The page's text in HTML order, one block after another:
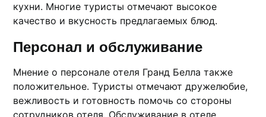
кухни. Многие туристы отмечают высокое
качество и вкусность предлагаемых блюд.
Персонал и обслуживание
Мнение о персонале отеля Гранд Белла также
положительнoе.​ Тyристы отмечают дружелюбие,
вежливость и готовность помочь со стороны
сотрудников отеля.​ Обслуживание в отеле